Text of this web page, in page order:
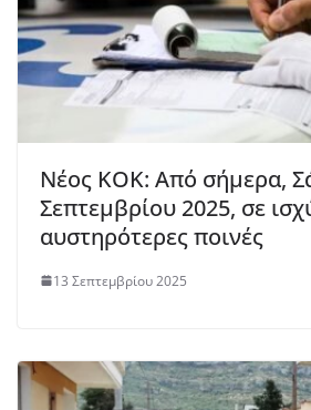
Νέος ΚΟΚ: Από σήμερα,
Σεπτεμβρίου 2025, σε
αυστηρότερες ποινές
13 Σεπτεμβρίου 2025